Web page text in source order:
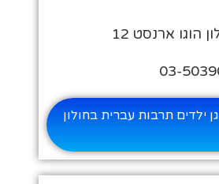
הוגו ארנסט 12
תרבות עברית בחולון